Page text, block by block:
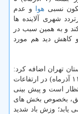
نسبی هوا
و عدم
شهری آلاینده ها
و به همین سبب در
کاهش دید هم مورد
تهران اضافه کرد:
از دوشنبه (۱۰ آذرماه) شب تا روز سه شنبه (۱۱ آذرماه) در ارتفاعات
است و پیش بینی
بخصوص بخش های
یابد؛ وزش باد شدید